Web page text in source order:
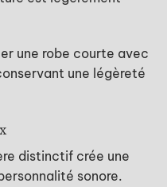
une robe courte avec
une légèreté
distinctif crée une
sonore.